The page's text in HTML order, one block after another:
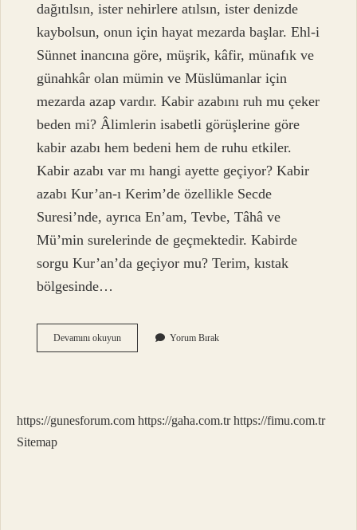
dağıtılsın, ister nehirlere atılsın, ister denizde
kaybolsun, onun için hayat mezarda başlar. Ehl-i
Sünnet inancına göre, müşrik, kâfir, münafık ve
günahkâr olan mümin ve Müslümanlar için
mezarda azap vardır. Kabir azabını ruh mu çeker
beden mi? Âlimlerin isabetli görüşlerine göre
kabir azabı hem bedeni hem de ruhu etkiler.
Kabir azabı var mı hangi ayette geçiyor? Kabir
azabı Kur’an-ı Kerim’de özellikle Secde
Suresi’nde, ayrıca En’am, Tevbe, Tâhâ ve
Mü’min surelerinde de geçmektedir. Kabirde
sorgu Kur’an’da geçiyor mu? Terim, kıstak
bölgesinde…
Devamını okuyunKabir
Azabı
Yorum Bırak
https://gunesforum.com https://gaha.com.tr https://fimu.com.tr
Sitemap